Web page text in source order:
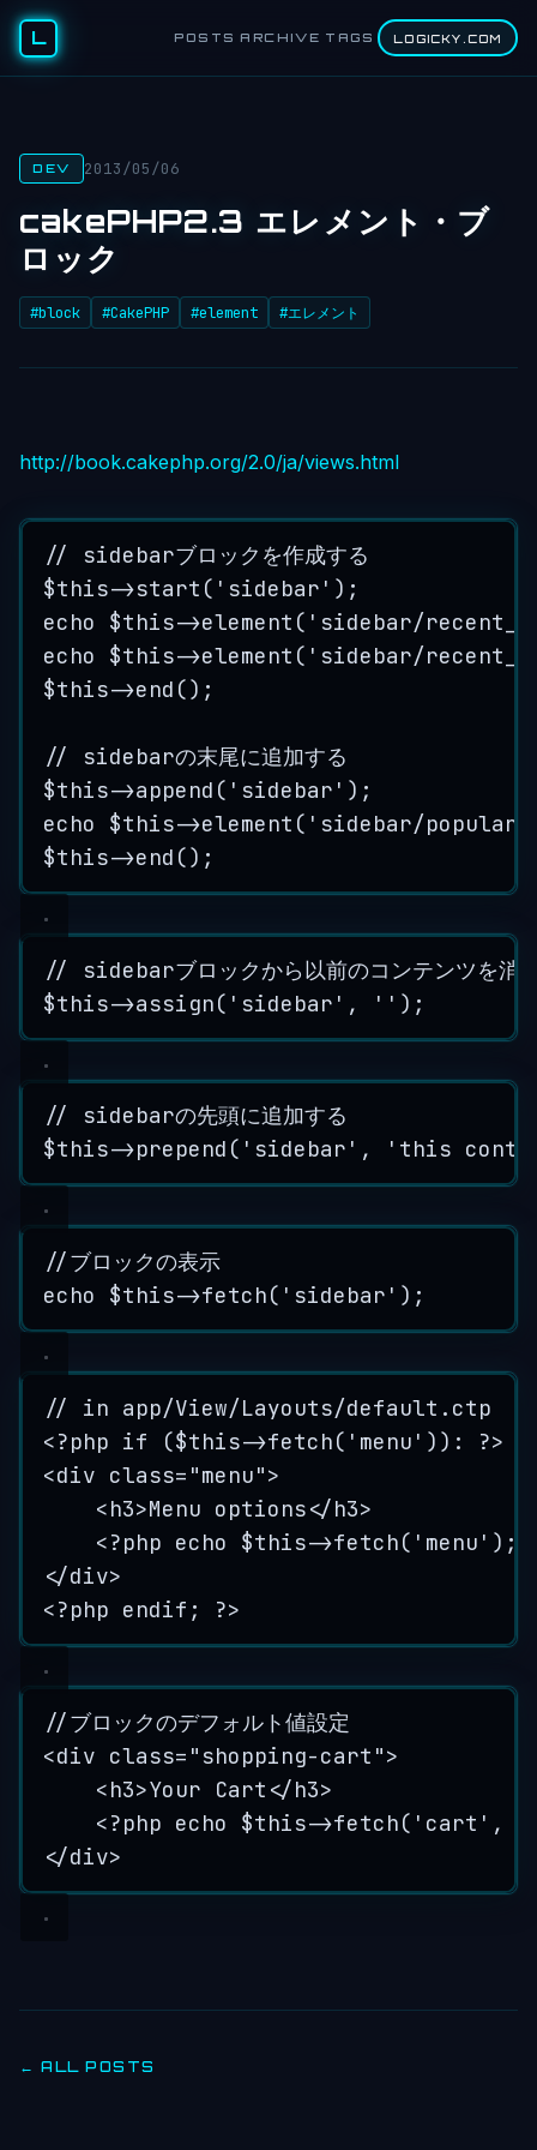
L POSTS ARCHIVE TAGS LOGICKY.COM
DEV 2013/05/06
cakePHP2.3 エレメント・ブ
ロック
#block #CakePHP #element #エレメント
http://book.cakephp.org/2.0/ja/views.html
// sidebarブロックを作成する
$this->start ( ' sidebar ' );
echo
$this->element ( ' sidebar/
echo
$this->element ( ' sidebar/
$this->end ();
// sidebarの末尾に追加する
$this->append ( ' sidebar ' );
echo
$this->element ( ' sidebar/
$this->end ();
// sidebarブロックから以前のコンテンツを消
$this->assign( ' sidebar ' , '' );
// sidebarの先頭に追加する
$this->prepend ( ' sidebar ' , ' this
//ブロックの表示
echo
$this->fetch( ' sidebar ' );
// in app/View/Layouts/default.ctp
<?php if ($this->fetch( ' menu ' )) :
?>
<div class= "menu">
<h3>Menu options</h3>
<?php echo $this->fetch('menu');
</div>
<?php endif ; ?>
//ブロックのデフォルト値設定
<div class= " shopping-cart ">
<h3>Your Cart </h3>
<?php echo $this->fetch('cart',
</div>
← ALL POSTS